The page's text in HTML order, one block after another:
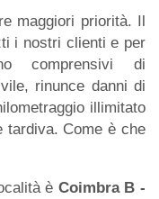
maggiori priorità. Il
i nostri clienti e per
comprensivi di
rinunce danni di
illimitato
tardiva. Come è che
è Coimbra B -